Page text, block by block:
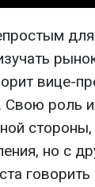
вице-
роль
но с